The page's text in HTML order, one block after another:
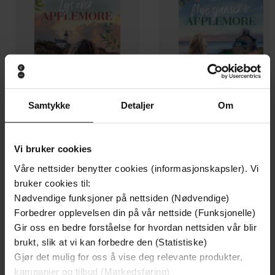
Samtykke Detaljer Om
Vi bruker cookies
Våre nettsider benytter cookies (informasjonskapsler). Vi
bruker cookies til:
Nødvendige funksjoner på nettsiden (Nødvendige)
Forbedrer opplevelsen din på vår nettside (Funksjonelle)
Gir oss en bedre forståelse for hvordan nettsiden vår blir
brukt, slik at vi kan forbedre den (Statistiske)
Gjør det mulig for oss å vise deg relevante produkter,
kampanjer og tilbud (Markedsføring)
Lys over Applemore
EBOK
Undertittel Escape to the Scottish highlands with the
ultimate escapist summer romance from
the Sunday Times bestseller